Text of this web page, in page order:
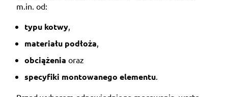
m.in. od:
typu kotwy
materiału podłoża
obciążenia oraz
specyfiki montowanego elementu